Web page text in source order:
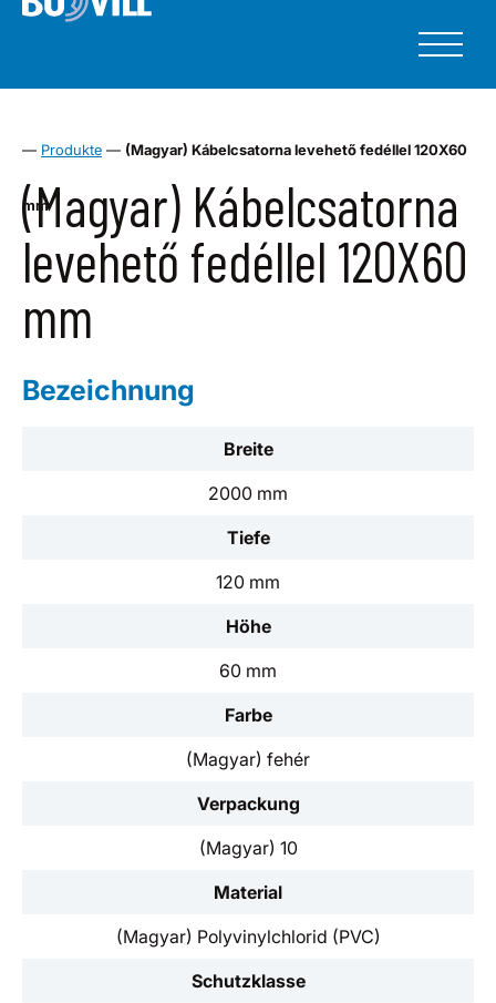
— Produkte — (Magyar) Kábelcsatorna levehető fedéllel 120X60
mm
(Magyar) Kábelcsatorna
levehető fedéllel 120X60
mm
Bezeichnung
Breite
2000 mm
Tiefe
120 mm
Höhe
60 mm
Farbe
(Magyar) fehér
Verpackung
(Magyar) 10
Material
(Magyar) Polyvinylchlorid (PVC)
Schutzklasse